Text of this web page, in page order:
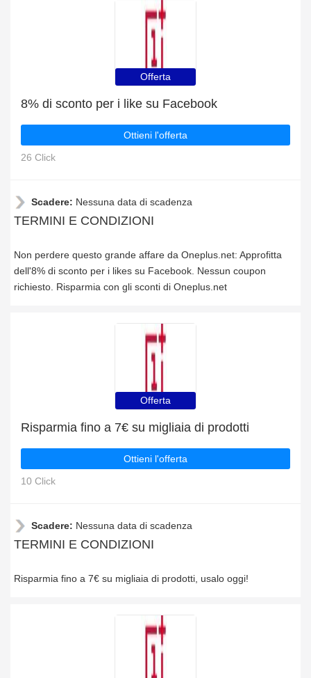
Offerta
8% di sconto per i like su Facebook
Ottieni l'offerta
26 Click
Scadere: Nessuna data di scadenza
TERMINI E CONDIZIONI
Non perdere questo grande affare da Oneplus.net: Approfitta
dell'8% di sconto per i likes su Facebook. Nessun coupon
richiesto. Risparmia con gli sconti di Oneplus.net
Offerta
Risparmia fino a 7€ su migliaia di prodotti
Ottieni l'offerta
10 Click
Scadere: Nessuna data di scadenza
TERMINI E CONDIZIONI
Risparmia fino a 7€ su migliaia di prodotti, usalo oggi!